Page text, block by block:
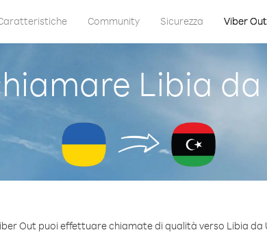
Community Sicurezza Viber Out
Libia
Out puoi effettuare chiamate di qualità verso Libia da